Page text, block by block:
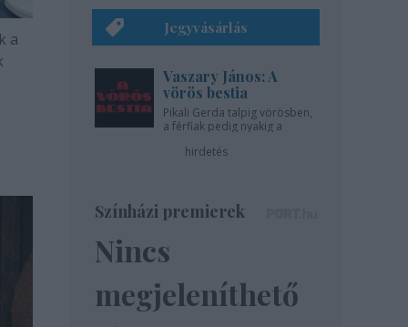
a
Jegyvásárlás
Vaszary János: A
vörös bestia
Pikali Gerda talpig vörösben,
a férfiak pedig nyakig a
hirdetés
Színházi premierek
Nincs
megjeleníthető